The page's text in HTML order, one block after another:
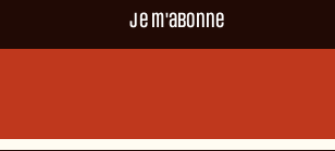
Je m'abonne